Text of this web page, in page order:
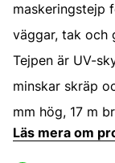
maskeringstejp
väggar, tak och
Tejpen är UV-
minskar skräp
mm hög, 17 m
Läs mera om